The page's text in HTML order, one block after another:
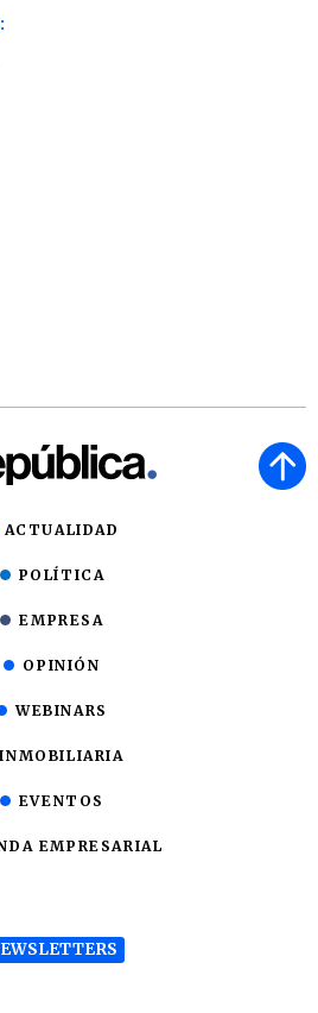
ACTUALIDAD
POLÍTICA
EMPRESA
OPINIÓN
WEBINARS
INMOBILIARIA
EVENTOS
EMPRESARIAL